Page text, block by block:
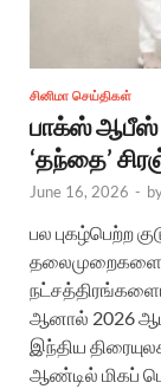
சினிமா செய்திகள்
பாக்ஸ் ஆபீஸ்
‘தந்தை’
June 16, 2026 -
பல புகழ்பெற்ற
ஆனால் 2026
இந்திய
ஆண்டில் மிகப்